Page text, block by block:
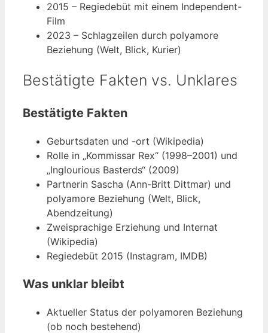
2015 – Regiedebüt mit einem Independent-
Film
2023 – Schlagzeilen durch polyamore
Beziehung (Welt, Blick, Kurier)
Bestätigte Fakten vs. Unklares
Bestätigte Fakten
Geburtsdaten und -ort (Wikipedia)
Rolle in „Kommissar Rex“ (1998–2001) und
„Inglourious Basterds“ (2009)
Partnerin Sascha (Ann-Britt Dittmar) und
polyamore Beziehung (Welt, Blick,
Abendzeitung)
Zweisprachige Erziehung und Internat
(Wikipedia)
Regiedebüt 2015 (Instagram, IMDB)
Was unklar bleibt
Aktueller Status der polyamoren Beziehung
(ob noch bestehend)